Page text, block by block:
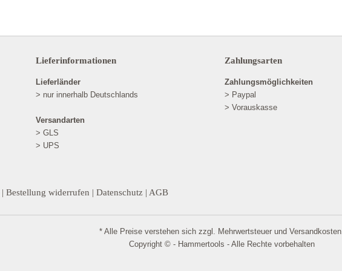
Lieferinformationen
Lieferländer
> nur innerhalb Deutschlands
Versandarten
> GLS
> UPS
Zahlungsarten
Zahlungsmöglichkeiten
> Paypal
> Vorauskasse
| Bestellung widerrufen | Datenschutz | AGB
* Alle Preise verstehen sich zzgl. Mehrwertsteuer und Versandkosten
Copyright © - Hammertools - Alle Rechte vorbehalten